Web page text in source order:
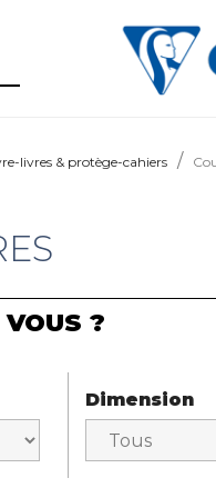
livres & protège-cahiers
VOUS ?
Dimension